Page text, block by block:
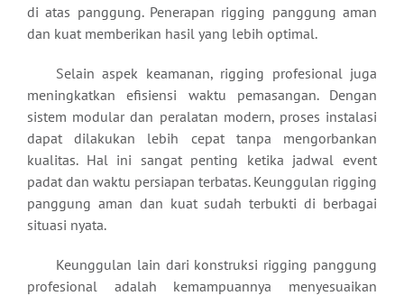
di atas panggung. Penerapan rigging panggung aman
dan kuat memberikan hasil yang lebih optimal.
Selain aspek keamanan, rigging profesional juga
meningkatkan efisiensi waktu pemasangan. Dengan
sistem modular dan peralatan modern, proses instalasi
dapat dilakukan lebih cepat tanpa mengorbankan
kualitas. Hal ini sangat penting ketika jadwal event
padat dan waktu persiapan terbatas. Keunggulan rigging
panggung aman dan kuat sudah terbukti di berbagai
situasi nyata.
Keunggulan lain dari konstruksi rigging panggung
profesional adalah kemampuannya menyesuaikan